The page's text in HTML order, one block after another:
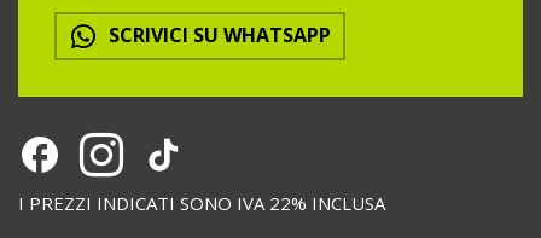
SCRIVICI SU WHATSAPP
I PREZZI INDICATI SONO IVA 22% INCLUSA